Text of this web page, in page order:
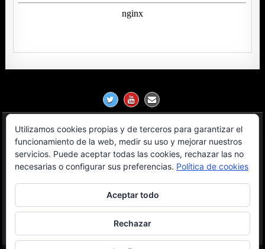
Política de Privacidad
Aviso Legal
Contacto
OGL License
Utilizamos cookies propias y de terceros para garantizar el
funcionamiento de la web, medir su uso y mejorar nuestros
servicios. Puede aceptar todas las cookies, rechazar las no
necesarias o configurar sus preferencias. Política de cookies
Aceptar todo
Rechazar